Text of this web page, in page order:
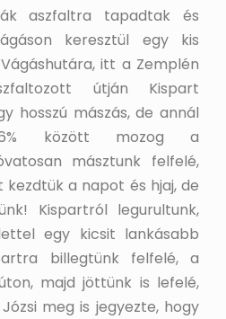
aszfaltra tapadtak és
keresztül egy kis
itt a Zemplén
útján Kispart
hosszú mászás, de annál
között mozog a
másztunk felfelé,
a napot és hjaj, de
Kispartról legurultunk,
egy kicsit lankásabb
billegtünk felfelé, a
majd jöttünk is lefelé,
meg is jegyezte, hogy